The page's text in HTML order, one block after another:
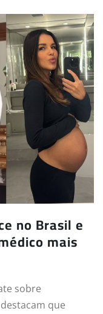
no Brasil e
mais
sobre
que